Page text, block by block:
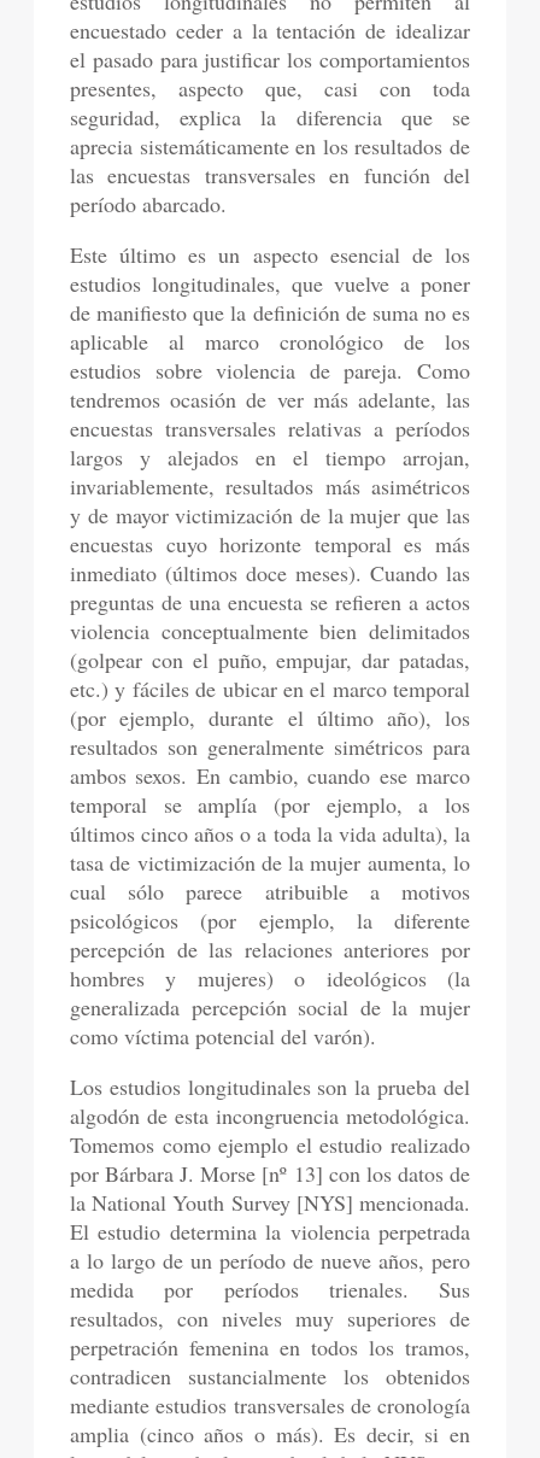
encuestado ceder a la tentación de idealizar
el pasado para justificar los comportamientos
presentes, aspecto que, casi con toda
seguridad, explica la diferencia que se
aprecia sistemáticamente en los resultados de
las encuestas transversales en función del
período abarcado.
Este último es un aspecto esencial de los
estudios longitudinales, que vuelve a poner
de manifiesto que la definición de suma no es
aplicable al marco cronológico de los
estudios sobre violencia de pareja. Como
tendremos ocasión de ver más adelante, las
encuestas transversales relativas a períodos
largos y alejados en el tiempo arrojan,
invariablemente, resultados más asimétricos
y de mayor victimización de la mujer que las
encuestas cuyo horizonte temporal es más
inmediato (últimos doce meses). Cuando las
preguntas de una encuesta se refieren a actos
violencia conceptualmente bien delimitados
(golpear con el puño, empujar, dar patadas,
etc.) y fáciles de ubicar en el marco temporal
(por ejemplo, durante el último año), los
resultados son generalmente simétricos para
ambos sexos. En cambio, cuando ese marco
temporal se amplía (por ejemplo, a los
últimos cinco años o a toda la vida adulta), la
tasa de victimización de la mujer aumenta, lo
cual sólo parece atribuible a motivos
psicológicos (por ejemplo, la diferente
percepción de las relaciones anteriores por
hombres y mujeres) o ideológicos (la
generalizada percepción social de la mujer
como víctima potencial del varón).
Los estudios longitudinales son la prueba del
algodón de esta incongruencia metodológica.
Tomemos como ejemplo el estudio realizado
por Bárbara J. Morse [nº 13] con los datos de
la National Youth Survey [NYS] mencionada.
El estudio determina la violencia perpetrada
a lo largo de un período de nueve años, pero
medida por períodos trienales. Sus
resultados, con niveles muy superiores de
perpetración femenina en todos los tramos,
contradicen sustancialmente los obtenidos
mediante estudios transversales de cronología
amplia (cinco años o más). Es decir, si en